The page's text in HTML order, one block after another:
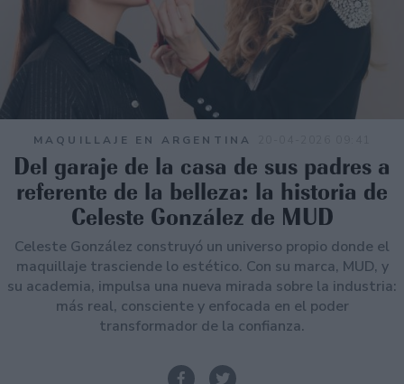
MAQUILLAJE EN ARGENTINA
Del garaje de la casa de sus padres a
referente de la belleza: la historia de
Celeste González de MUD
Celeste González construyó un universo propio donde el
maquillaje trasciende lo estético. Con su marca, MUD, y
su academia, impulsa una nueva mirada sobre la industria:
más real, consciente y enfocada en el poder
transformador de la confianza.